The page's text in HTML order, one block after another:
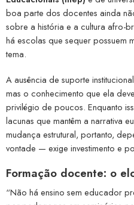
boa parte dos docentes ainda
sobre a história e a cultura afro-
há escolas que sequer possuem
tema.
A ausência de suporte
mas o conhecimento que ela
privilégio de poucos. Enquanto
lacunas que mantêm a narrativa
mudança estrutural, portanto,
vontade — exige investimento e
Formação docente: o
“Não há ensino sem educador